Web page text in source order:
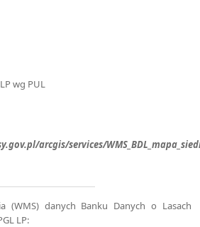
wg PUL
arcgis/services/
(WMS) danych Banku Danych o Lasach
LP: